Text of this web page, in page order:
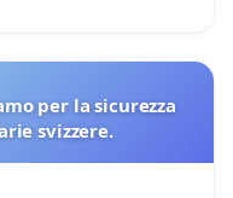
per la sicurezza
svizzere.